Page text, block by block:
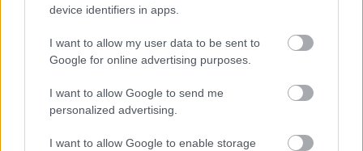
device identifiers in apps.
I want to allow my user data to be sent to
Google for online advertising purposes.
I want to allow Google to send me
personalized advertising.
I want to allow Google to enable storage
10 LEGKEDVELTEBB MOZIJA MAGYARORSZÁGON